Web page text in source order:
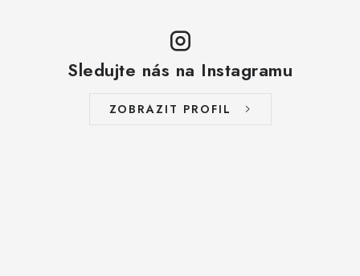
Sledujte nás na Instagramu
ZOBRAZIT PROFIL